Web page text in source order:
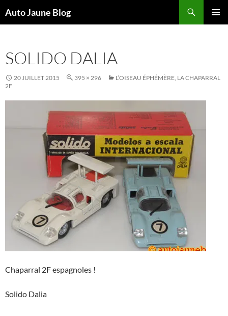
Auto Jaune Blog
SOLIDO DALIA
20 JUILLET 2015 395 × 296
L’OISEAU ÉPHÉMÈRE, LA CHAPARRAL
2F
Chaparral 2F espagnoles !
Solido Dalia